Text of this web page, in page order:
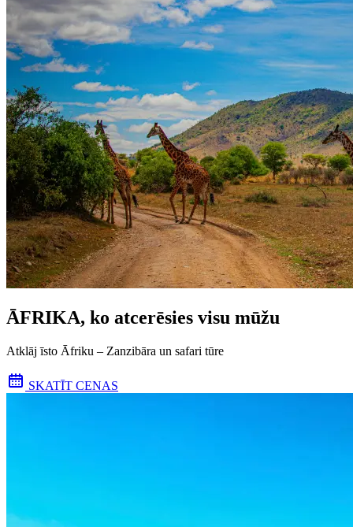
ĀFRIKA, ko atcerēsies visu mūžu
Atklāj īsto Āfriku – Zanzibāra un safari tūre
SKATĪT CENAS